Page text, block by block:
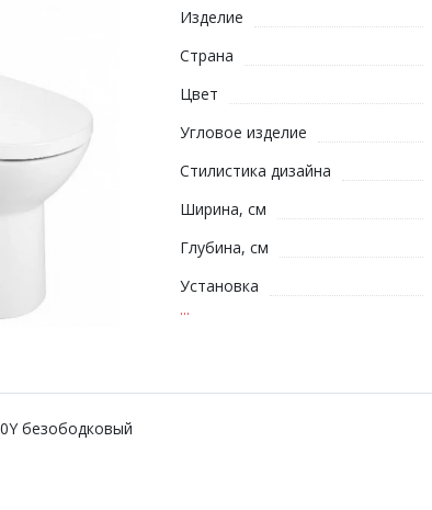
Изделие
Страна
Цвет
Угловое изделие
Стилистика дизайна
Ширина, см
Глубина, см
Установка
...
безободковый